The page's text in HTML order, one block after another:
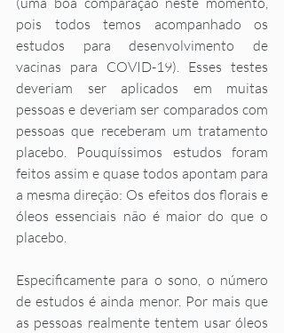
pois todos temos acompanhado os
estudos para desenvolvimento de
vacinas para COVID-19). Esses testes
deveriam ser aplicados em muitas
pessoas e deveriam ser comparados com
pessoas que receberam um tratamento
placebo. Pouquíssimos estudos foram
feitos assim e quase todos apontam para
a mesma direção: Os efeitos dos florais e
óleos essenciais não é maior do que o
placebo.
Especificamente para o sono, o número
de estudos é ainda menor. Por mais que
as pessoas realmente tentem usar óleos